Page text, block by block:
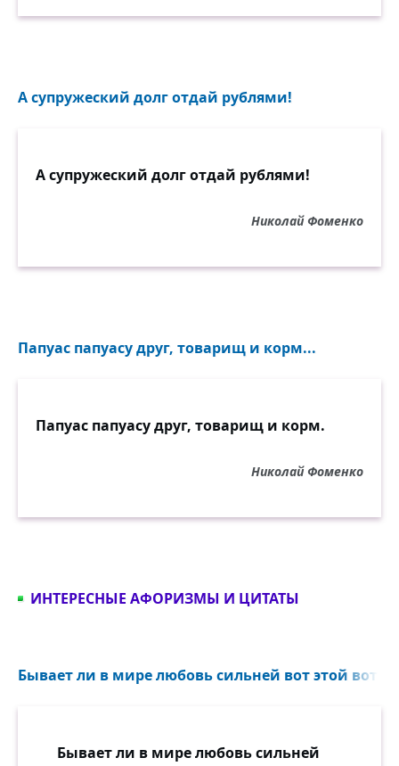
А супружеский долг отдай рублями!
А супружеский долг отдай рублями!
Николай Фоменко
Папуас папуасу друг, товарищ и корм...
Папуас папуасу друг, товарищ и корм.
Николай Фоменко
ИНТЕРЕСНЫЕ АФОРИЗМЫ И ЦИТАТЫ
Бывает ли в мире любовь сильней вот этой вот
Бывает ли в мире любовь сильней